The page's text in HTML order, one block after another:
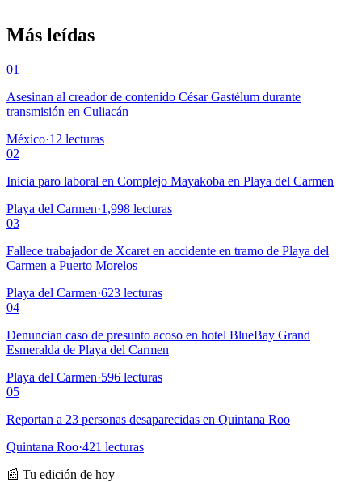
Más leídas
01
Asesinan al creador de contenido César Gastélum durante
transmisión en Culiacán
México·12 lecturas
02
Inicia paro laboral en Complejo Mayakoba en Playa del Carmen
Playa del Carmen·1,998 lecturas
03
Fallece trabajador de Xcaret en accidente en tramo de Playa del
Carmen a Puerto Morelos
Playa del Carmen·623 lecturas
04
Denuncian caso de presunto acoso en hotel BlueBay Grand
Esmeralda de Playa del Carmen
Playa del Carmen·596 lecturas
05
Reportan a 23 personas desaparecidas en Quintana Roo
Quintana Roo·421 lecturas
📰 Tu edición de hoy